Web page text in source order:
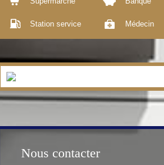
Station service Médecin
Nous contacter